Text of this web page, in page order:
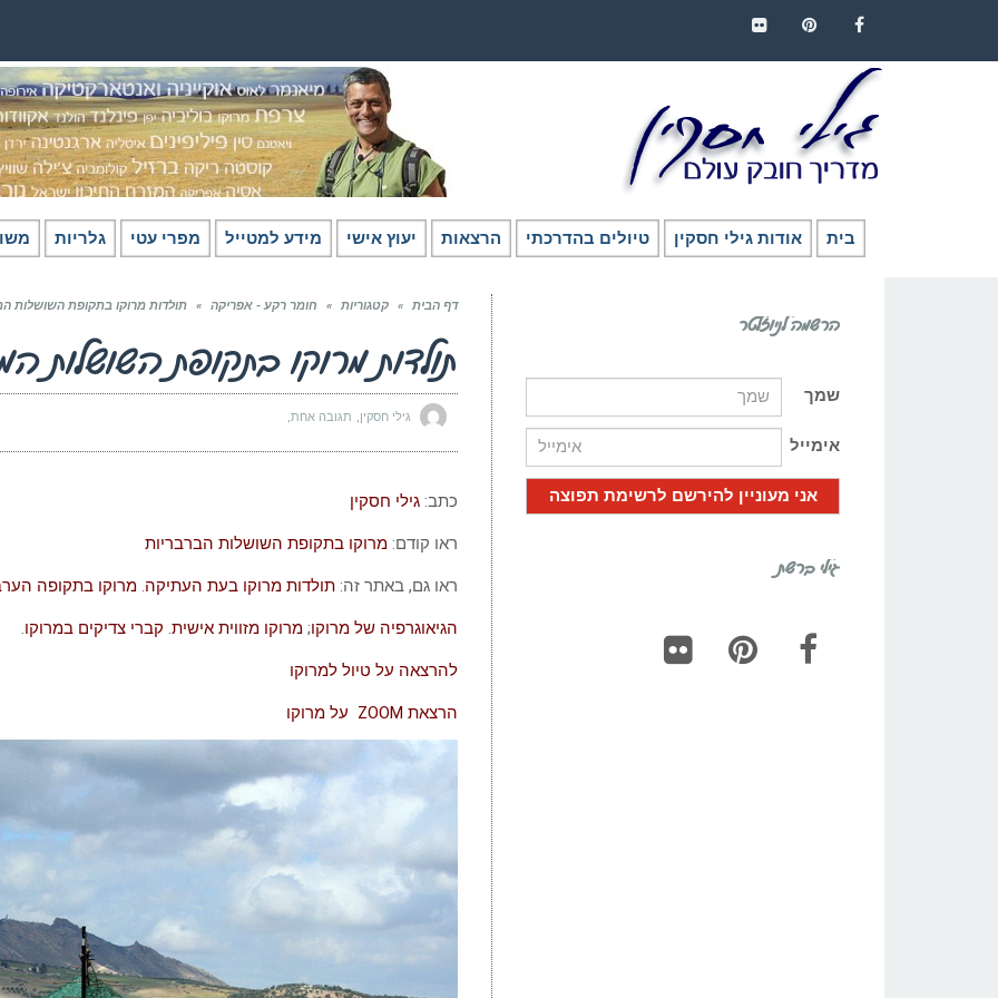
בית אודות גילי חסקין טיולים בהדרכתי הרצאות יעוץ אישי מידע למטייל מפרי עטי גלריות
דף הבית » קטגוריות » חומר רקע - אפריקה » תולדות מרוקו בתקופת השושלות
תולדות מרוקו בתקופת השושלות
גילי חסקין תגובה אחת
כתב: גילי חסקין
ראו קודם: מרוקו בתקופת השושלות הברבריות
ראו גם, באתר זה: תולדות מרוקו בעת העתיקה. מרוקו בתקופה
הגיאוגרפיה של מרוקו; מרוקו מזווית אישית. קברי צדיקים במרוקו.
להרצאה על טיול למרוקו
הרצאת ZOOM על מרוקו
הרשמה לניוזלטר
שמך
אימייל
גילי ברשת